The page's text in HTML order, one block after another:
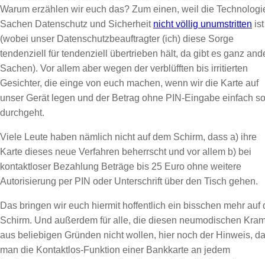
Warum erzählen wir euch das? Zum einen, weil die
Sachen Datenschutz und Sicherheit nicht völlig unumstritten ist
(wobei unser Datenschutzbeauftragter (ich) diese Sorge
tendenziell für tendenziell übertrieben hält, da gibt es ganz
Sachen). Vor allem aber wegen der verblüfften bis irritierten
Gesichter, die einge von euch machen, wenn wir die Karte auf
unser Gerät legen und der Betrag ohne PIN-Eingabe einfach so
durchgeht.
Viele Leute haben nämlich nicht auf dem Schirm, dass a) ihre
Karte dieses neue Verfahren beherrscht und vor allem b) bei
kontaktloser Bezahlung Beträge bis 25 Euro ohne weitere
Autorisierung per PIN oder Unterschrift über den Tisch gehen.
Das bringen wir euch hiermit hoffentlich ein bisschen mehr auf
Schirm. Und außerdem für alle, die diesen neumodischen
aus beliebigen Gründen nicht wollen, hier noch der Hinweis,
man die Kontaktlos-Funktion einer Bankkarte an jedem